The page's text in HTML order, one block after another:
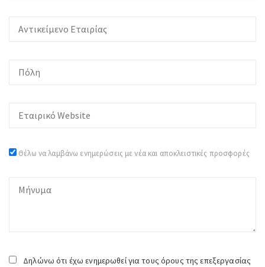
Θέλω να λαμβάνω ενημερώσεις με νέα και αποκλειστικές προσφορές
Δηλώνω ότι έχω ενημερωθεί για τους όρους της επεξεργασίας